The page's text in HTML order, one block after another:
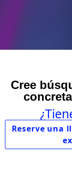
Cree
Reserve una